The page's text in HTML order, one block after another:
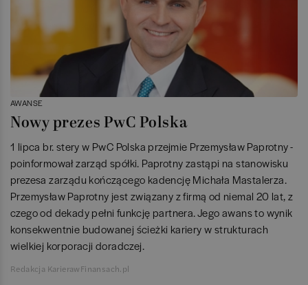
AWANSE
Nowy prezes PwC Polska
1 lipca br. stery w PwC Polska przejmie Przemysław Paprotny -
poinformował zarząd spółki. Paprotny zastąpi na stanowisku
prezesa zarządu kończącego kadencję Michała Mastalerza.
Przemysław Paprotny jest związany z firmą od niemal 20 lat, z
czego od dekady pełni funkcję partnera. Jego awans to wynik
konsekwentnie budowanej ścieżki kariery w strukturach
wielkiej korporacji doradczej.
Redakcja KarierawFinansach.pl